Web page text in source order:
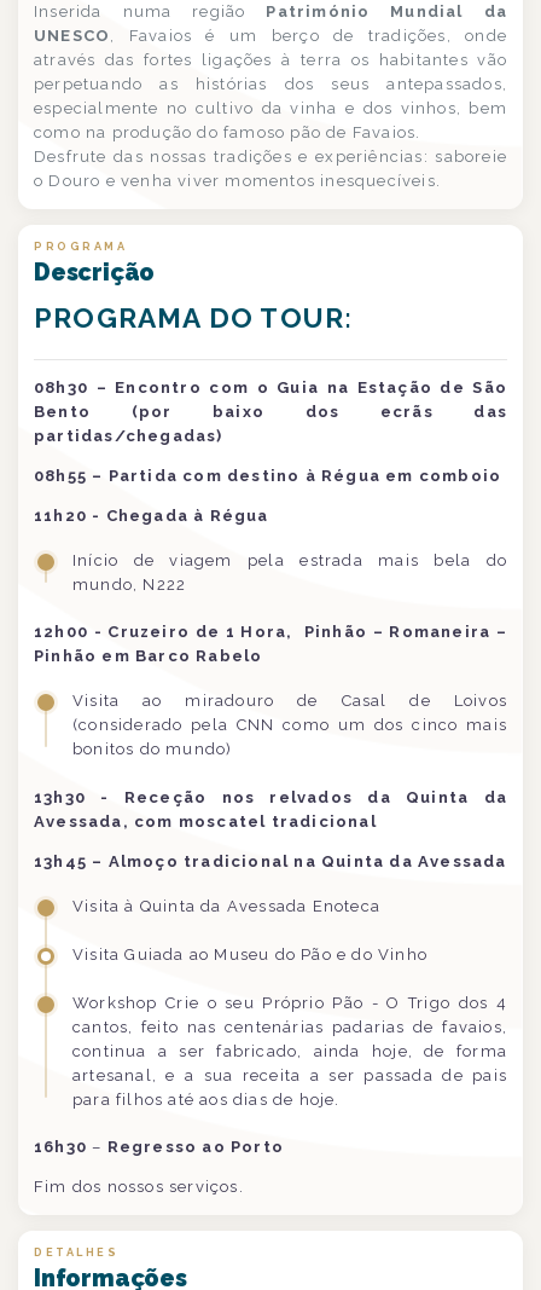
Inserida numa região Património Mundial da
UNESCO
, Favaios é um berço de tradições, onde
através das fortes ligações à terra os habitantes vão
perpetuando as histórias dos seus antepassados,
especialmente no cultivo da vinha e dos vinhos, bem
como na produção do famoso pão de Favaios.
Desfrute das nossas tradições e experiências: saboreie
o Douro e venha viver momentos inesquecíveis.
PROGRAMA
Descrição
PROGRAMA DO TOUR:
08h30 – Encontro com o Guia na Estação de São
Bento (por baixo dos ecrãs das
partidas/chegadas)
08h55 – Partida com destino à Régua em comboio
11h20 - Chegada à Régua
Início de viagem pela estrada mais bela do
mundo, N222
12h00 - Cruzeiro de 1 Hora, Pinhão – Romaneira –
Pinhão em Barco Rabelo
Visita ao miradouro de Casal de Loivos
(considerado pela CNN como um dos cinco mais
bonitos do mundo)
13h30 - Receção nos relvados da Quinta da
Avessada, com moscatel tradicional
13h45 – Almoço tradicional na Quinta da Avessada
Visita à Quinta da Avessada Enoteca
Visita Guiada ao Museu do Pão e do Vinho
Workshop Crie o seu Próprio Pão -O Trigo dos 4
cantos, feito nas centenárias padarias de favaios,
continua a ser fabricado, ainda hoje, de forma
artesanal, e a sua receita a ser passada de pais
para filhos até aos dias de hoje.
16h30 – Regresso ao Porto
Fim dos nossos serviços.
DETALHES
Informações